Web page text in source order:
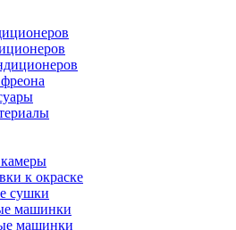
к окраске
сушки
машинки
машинки